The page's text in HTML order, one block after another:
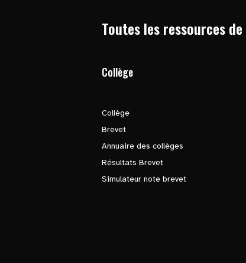
Toutes les ressources de
Collège
Collège
Brevet
Annuaire des collèges
Résultats Brevet
Simulateur note brevet